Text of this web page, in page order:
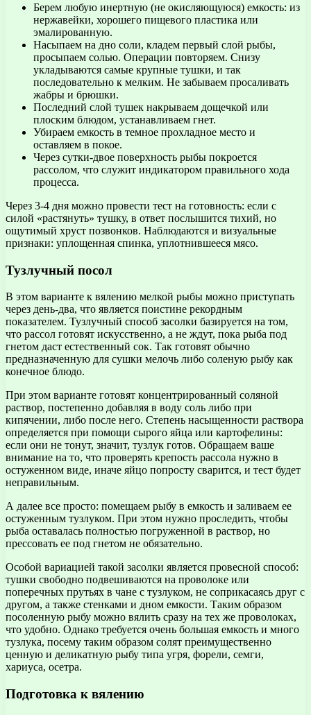
Берем любую инертную (не окисляющуюся) емкость: из
нержавейки, хорошего пищевого пластика или
эмалированную.
Насыпаем на дно соли, кладем первый слой рыбы,
просыпаем солью. Операции повторяем. Снизу
укладываются самые крупные тушки, и так
последовательно к мелким. Не забываем просаливать
жабры и брюшки.
Последний слой тушек накрываем дощечкой или
плоским блюдом, устанавливаем гнет.
Убираем емкость в темное прохладное место и
оставляем в покое.
Через сутки-двое поверхность рыбы покроется
рассолом, что служит индикатором правильного хода
процесса.
Через 3-4 дня можно провести тест на готовность: если с
силой «растянуть» тушку, в ответ послышится тихий, но
ощутимый хруст позвонков. Наблюдаются и визуальные
признаки: уплощенная спинка, уплотнившееся мясо.
Тузлучный посол
В этом варианте к вялению мелкой рыбы можно приступать
через день-два, что является поистине рекордным
показателем. Тузлучный способ засолки базируется на том,
что рассол готовят искусственно, а не ждут, пока рыба под
гнетом даст естественный сок. Так готовят обычно
предназначенную для сушки мелочь либо соленую рыбу как
конечное блюдо.
При этом варианте готовят концентрированный соляной
раствор, постепенно добавляя в воду соль либо при
кипячении, либо после него. Степень насыщенности раствора
определяется при помощи сырого яйца или картофелины:
если они не тонут, значит, тузлук готов. Обращаем ваше
внимание на то, что проверять крепость рассола нужно в
остуженном виде, иначе яйцо попросту сварится, и тест будет
неправильным.
А далее все просто: помещаем рыбу в емкость и заливаем ее
остуженным тузлуком. При этом нужно проследить, чтобы
рыба оставалась полностью погруженной в раствор, но
прессовать ее под гнетом не обязательно.
Особой вариацией такой засолки является провесной способ:
тушки свободно подвешиваются на проволоке или
поперечных прутьях в чане с тузлуком, не соприкасаясь друг с
другом, а также стенками и дном емкости. Таким образом
посоленную рыбу можно вялить сразу на тех же проволоках,
что удобно. Однако требуется очень большая емкость и много
тузлука, посему таким образом солят преимущественно
ценную и деликатную рыбу типа угря, форели, семги,
хариуса, осетра.
Подготовка к вялению